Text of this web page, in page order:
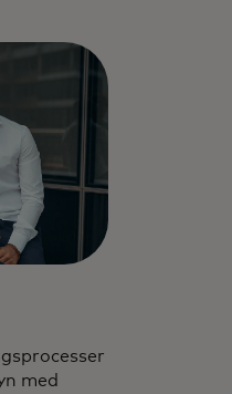
med